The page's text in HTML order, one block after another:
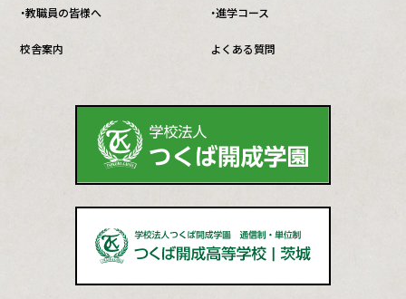
・教職員の皆様へ
・進学コース
校舎案内 よくある質問